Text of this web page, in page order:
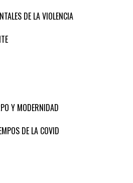
DE LA VIOLENCIA
Y MODERNIDAD
DE LA COVID